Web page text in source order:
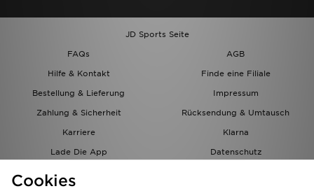
JD Sports Seite
FAQs
AGB
Hilfe & Kontakt
Finde eine Filiale
Bestellung & Lieferung
Impressum
Zahlung & Sicherheit
Rücksendung & Umtausch
Karriere
Klarna
Lade Die App
Datenschutz
Cookies